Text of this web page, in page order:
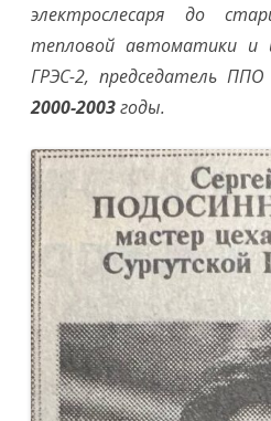
электрослесаря до
тепловой автоматики и
ГРЭС-2, председатель
2000-2003годы.